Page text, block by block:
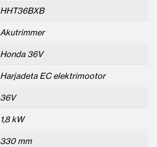
HHT36BXB
Akutrimmer
Honda 36V
Harjadeta EC elektrimootor
36V
1,8 kW
330 mm